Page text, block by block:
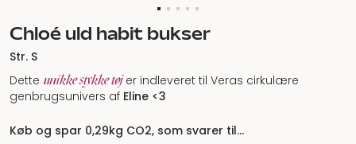
Chloé uld habit bukser
Str. S
Dette unikke stykke tøjer indleveret til Veras cirkulære
genbrugsunivers af Eline <3
Køb og spar 0,29kg CO2, som svarer til…